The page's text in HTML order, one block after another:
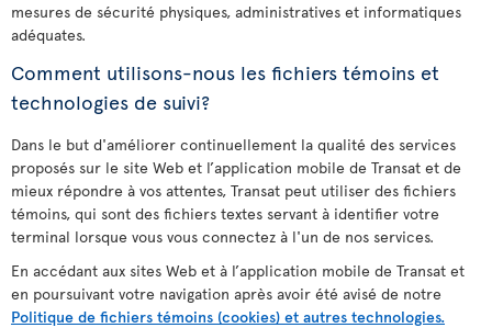
mesures de sécurité physiques, administratives et informatiques
adéquates.
Comment utilisons-nous les fichiers témoins et
technologies de suivi?
Dans le but d'améliorer continuellement la qualité des services
proposés sur le site Web et l’application mobile de Transat et de
mieux répondre à vos attentes, Transat peut utiliser des fichiers
témoins, qui sont des fichiers textes servant à identifier votre
terminal lorsque vous vous connectez à l'un de nos services.
En accédant aux sites Web et à l’application mobile de Transat et
en poursuivant votre navigation après avoir été avisé de notre
Politique de fichiers témoins (cookies) et autres technologies.